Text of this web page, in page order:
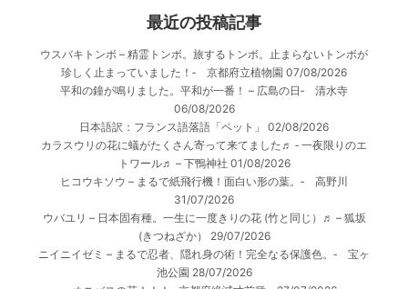
最近の投稿記事
ウスバキトンボ – 精霊トンボ。旅するトンボ。止まらないトンボが
珍しく止まっていました！‐ 京都府立植物園 07/08/2026
平和の鐘が鳴りました。平和が一番！ – 広島の日‐ 清水寺
06/08/2026
日本語訳：フランス語落語「ペット」
02/08/2026
カラスウリの花に蟻がたくさん寄って来てました♬ ‐ 一夜限りのエ
トワール♬ – 下鴨神社 01/08/2026
ヒコウキソウ – まるで紙飛行機！面白い形の葉。‐ 高野川
31/07/2026
ウバユリ – 日本固有種。一生に一度きりの花 (竹と同じ）♬ – 狐坂
(きつねざか）
29/07/2026
ニイニイゼミ – まるで忍者、隠れ身の術！完全なる保護色。‐ 宝ヶ
池公園 28/07/2026